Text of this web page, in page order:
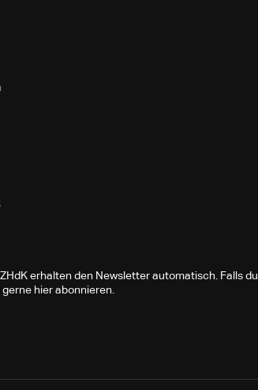
erhalten den Newsletter automatisch. Falls
hier abonnieren.